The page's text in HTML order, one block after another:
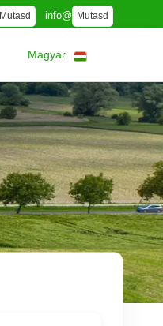
Mutasd info@ Mutasd
Magyar